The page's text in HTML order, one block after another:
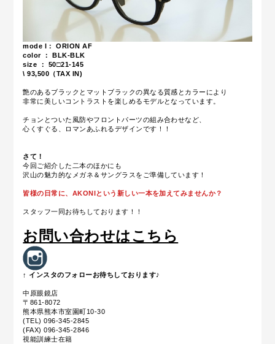
mode l： ORION AF
color ： BLK-BLK
size ： 50□21-145
\ 93,500（TAX IN)
艶のあるブラックとマットブラックの異なる質感とカラーにより
非常に美しいコントラストを楽しめるモデルとなっています。
チョンとついた風防やフロントパーツの組み合わせなど、
心くすぐる、ロマンあふれるデザインです！！
さて！
今回ご紹介した二本のほかにも
沢山の魅力的なメガネ＆サングラスをご準備しています！
皆様の日常に、AKONIという新しい一本を加えてみませんか？
スタッフ一同お待ちしております！！
お問い合わせはこちら
↑ インスタのフォローお待ちしております♪
中原眼鏡店
〒861-8072
熊本県熊本市室園町10-30
(TEL) 096-345-2845
(FAX) 096-345-2846
視能訓練士在籍